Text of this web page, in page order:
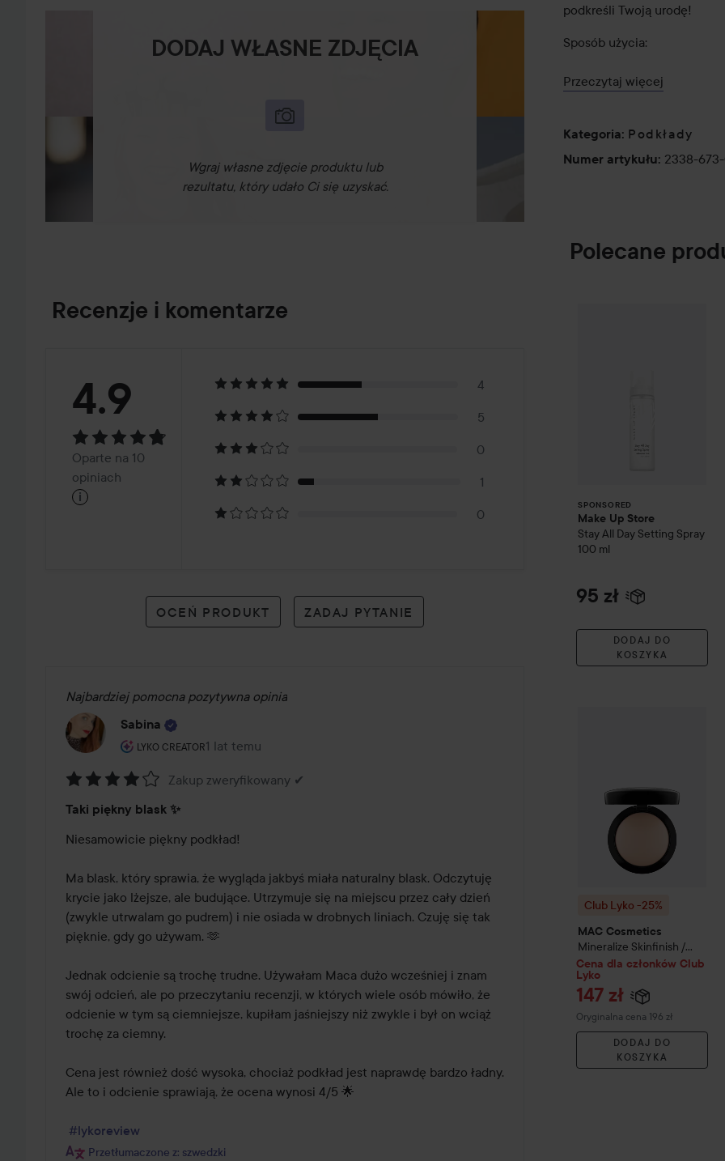
DODAJ WŁASNE ZDJĘCIA
Wgraj własne zdjęcie produktu lub
rezultatu, który udało Ci się uzyskać.
Recenzje i komentarze
Ocena:
4.9Oparte
na
opiniach
4.9
Oparte na 10
opiniach
i
4
5
0
1
0
OCEŃ PRODUKT ZADAJ PYTANIE
Najbardziej pomocna pozytywna opinia
Sabina
LYKO CREATOR
Rola użytkownika: Lyko Creator.
1 lat temu
Post został utworzony 1 lat temu
4
z
Zakup zweryfikowany ✔
Taki piękny blask ✨
Niesamowicie piękny podkład!
Ma blask, który sprawia, że wygląda jakbyś miała naturalny blask. Odczytuję
krycie jako lżejsze, ale budujące. Utrzymuje się na miejscu przez cały dzień
(zwykle utrwalam go pudrem) i nie osiada w drobnych liniach. Czuję się tak
pięknie, gdy go używam. 🫶
Jednak odcienie są trochę trudne. Używałam Maca dużo wcześniej i znam
swój odcień, ale po przeczytaniu recenzji, w których wiele osób mówiło, że
odcienie w tym są ciemniejsze, kupiłam jaśniejszy niż zwykle i był on wciąż
trochę za ciemny.
Cena jest również dość wysoka, chociaż podkład jest naprawdę bardzo ładny.
Ale to i odcienie sprawiają, że ocena wynosi 4/5 🌟
#lykoreview
Przetłumaczone z: szwedzki
podkreśli Twoją urodę!
Sposób użycia:
-Nałóż na twarz za pomocą
30 ml
Przeczytaj więcej
Kategoria: Podkłady
Numer artykułu: 2338-
Polecane
SPONSORED
Make Up Store
Stay All Day Setting Spray
100 ml
95 zł
DODAJ DO
KOSZYKA
Club Lyko -25%
MAC Cosmetics
Mineralize Skinfinish /
Natural PowderLight Plus
Cena dla członków Club
Lyko
147 zł
Oryginalna cena 196 zł
Cena regularna 196 zł
DODAJ DO
KOSZYKA